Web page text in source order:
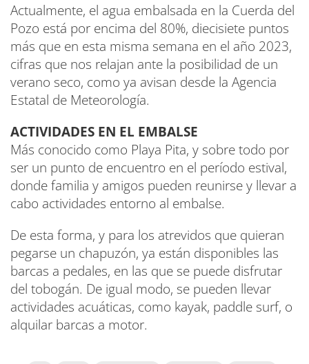
Actualmente, el agua embalsada en la Cuerda del
Pozo está por encima del 80%, diecisiete puntos
más que en esta misma semana en el año 2023,
cifras que nos relajan ante la posibilidad de un
verano seco, como ya avisan desde la Agencia
Estatal de Meteorología.
ACTIVIDADES EN EL EMBALSE
Más conocido como Playa Pita, y sobre todo por
ser un punto de encuentro en el período estival,
donde familia y amigos pueden reunirse y llevar a
cabo actividades entorno al embalse.
De esta forma, y para los atrevidos que quieran
pegarse un chapuzón, ya están disponibles las
barcas a pedales, en las que se puede disfrutar
del tobogán. De igual modo, se pueden llevar
actividades acuáticas, como kayak, paddle surf, o
alquilar barcas a motor.